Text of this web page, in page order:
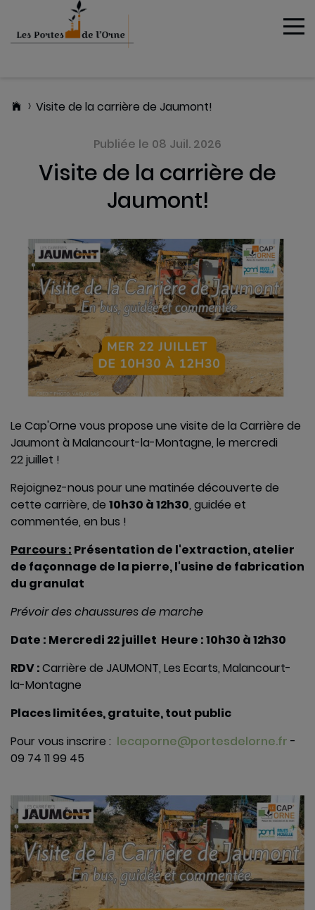
Visite de la carrière de Jaumont!
Publiée le 08 Juil. 2026
Visite de la carrière de
Jaumont!
Le Cap'Orne vous propose une visite de la Carrière de
Jaumont à Malancourt-la-Montagne, le mercredi
22 juillet !
Rejoignez-nous pour une matinée découverte de
cette carrière, de 10h30 à 12h30, guidée et
commentée, en bus !
Parcours : Présentation de l'extraction, atelier
de façonnage de la pierre, l'usine de fabrication
du granulat
Prévoir des chaussures de marche
Date : Mercredi 22 juillet Heure : 10h30 à 12h30
RDV :Carrière de JAUMONT, Les Ecarts, Malancourt-
la-Montagne
Places limitées, gratuite, tout public
Pour vous inscrire : ️ lecaporne@portesdelorne.fr -
09 74 11 99 45